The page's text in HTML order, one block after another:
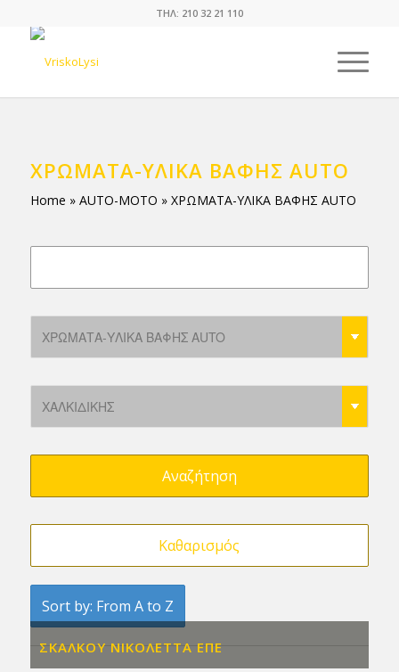
ΤΗΛ: 210 32 21 110
ΧΡΩΜΑΤΑ-ΥΛΙΚΑ ΒΑΦΗΣ AUTO
Home » AUTO-MOTO » ΧΡΩΜΑΤΑ-ΥΛΙΚΑ ΒΑΦΗΣ AUTO
Sort by: From A to Z
ΣΚΑΛΚΟΥ ΝΙΚΟΛΕΤΤΑ ΕΠΕ